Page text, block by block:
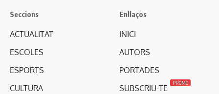
Seccions
ACTUALITAT
ESCOLES
ESPORTS
CULTURA
Enllaços
INICI
AUTORS
PORTADES
SUBSCRIU-TE
PROMO